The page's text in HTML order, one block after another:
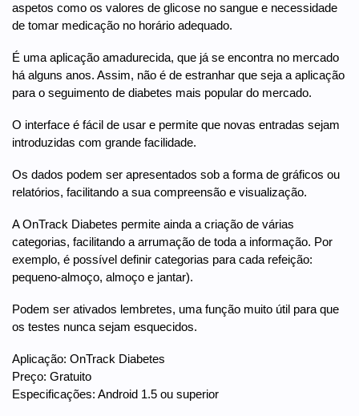
aspetos como os valores de glicose no sangue e necessidade
de tomar medicação no horário adequado.
É uma aplicação amadurecida, que já se encontra no mercado
há alguns anos. Assim, não é de estranhar que seja a aplicação
para o seguimento de diabetes mais popular do mercado.
O interface é fácil de usar e permite que novas entradas sejam
introduzidas com grande facilidade.
Os dados podem ser apresentados sob a forma de gráficos ou
relatórios, facilitando a sua compreensão e visualização.
A OnTrack Diabetes permite ainda a criação de várias
categorias, facilitando a arrumação de toda a informação. Por
exemplo, é possível definir categorias para cada refeição:
pequeno-almoço, almoço e jantar).
Podem ser ativados lembretes, uma função muito útil para que
os testes nunca sejam esquecidos.
Aplicação: OnTrack Diabetes
Preço: Gratuito
Especificações: Android 1.5 ou superior